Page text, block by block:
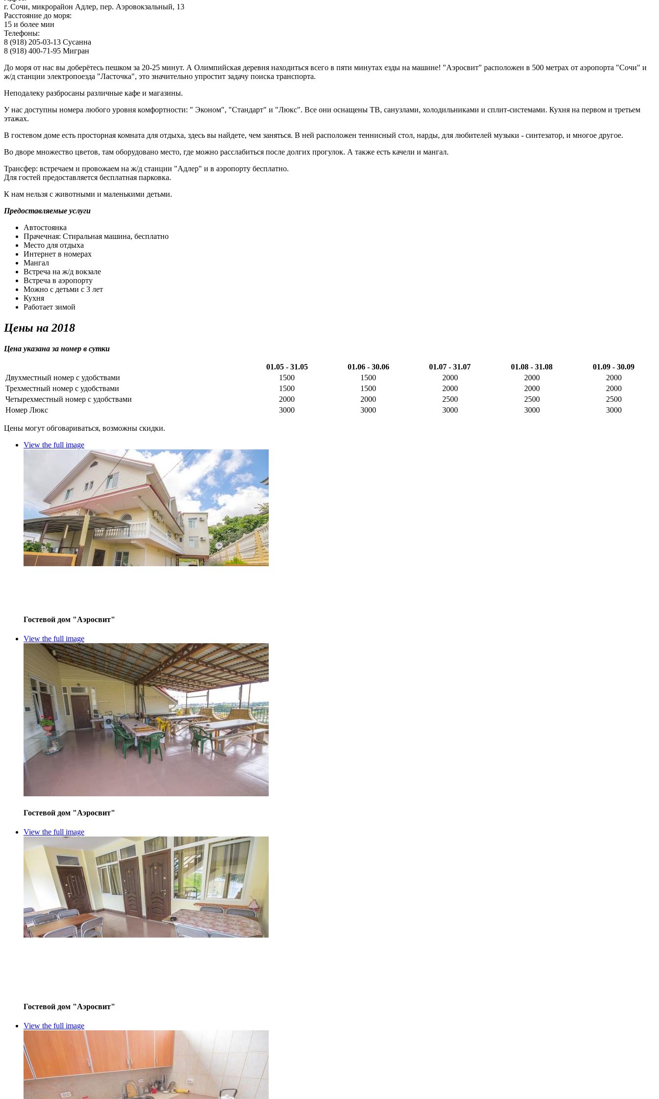
г. Сочи, микрорайон Адлер, пер. Аэровокзальный, 13
Расстояние до моря:
15 и более мин
Телефоны:
8 (918) 205-03-13 Сусанна
8 (918) 400-71-95 Мигран
До моря от нас вы доберётесь пешком за 20-25 минут. А Олимпийская деревня находиться всего в пяти минутах езды на машине! "Аэросвит" расположен в 500 метрах от аэропорта "Сочи" и
ж/д станции электропоезда "Ласточка", это значительно упростит задачу поиска транспорта.
Неподалеку разбросаны различные кафе и магазины.
У нас доступны номера любого уровня комфортности: " Эконом", "Стандарт" и "Люкс". Все они оснащены ТВ, санузлами, холодильниками и сплит-системами. Кухня на первом и третьем
этажах.
В гостевом доме есть просторная комната для отдыха, здесь вы найдете, чем заняться. В ней расположен теннисный стол, нарды, для любителей музыки - синтезатор, и многое другое.
Во дворе множество цветов, там оборудовано место, где можно расслабиться после долгих прогулок. А также есть качели и мангал.
Трансфер: встречаем и провожаем на ж/д станции "Адлер" и в аэропорту бесплатно.
Для гостей предоставляется бесплатная парковка.
К нам нельзя с животными и маленькими детьми.
Предоставляемые услуги
Автостоянка
Прачечная: Стиральная машина, бесплатно
Место для отдыха
Интернет в номерах
Мангал
Встреча на ж/д вокзале
Встреча в аэропорту
Можно с детьми с 3 лет
Кухня
Работает зимой
Цены на 2018
Цена указана за номер в сутки
01.05 - 31.05 01.06 - 30.06 01.07 - 31.07 01.08 - 31.08
01.09 - 30.09
Двухместный номер с удобствами
1500 1500 2000 2000
2000
Трехместный номер с удобствами
1500 1500 2000 2000
2000
Четырехместный номер с удобствами
2000 2000 2500 2500
2500
Номер Люкс
3000 3000 3000 3000 3000
Цены могут обговариваться, возможны скидки.
View the full image
Гостевой дом "Аэросвит"
View the full image
Гостевой дом "Аэросвит"
View the full image
Гостевой дом "Аэросвит"
View the full image